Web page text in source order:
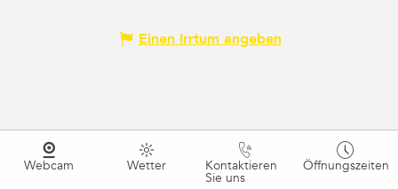
Einen Irrtum angeben
Webcam Wetter Kontaktieren
Sie uns
Öffnungszeiten